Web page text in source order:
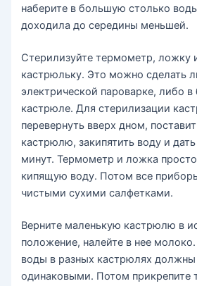
наберите в большую столько
доходила до середины меньшей.
Стерилизуйте термометр, ложку
кастрюльку. Это можно сделать
электрической пароварке, либо
кастрюле. Для стерилизации
перевернуть вверх дном,
кастрюлю, закипятить воду и
минут. Термометр и ложка
кипящую воду. Потом все
чистыми сухими салфетками.
Верните маленькую кастрюлю в
положение, налейте в нее
воды в разных кастрюлях
одинаковыми. Потом прикрепите